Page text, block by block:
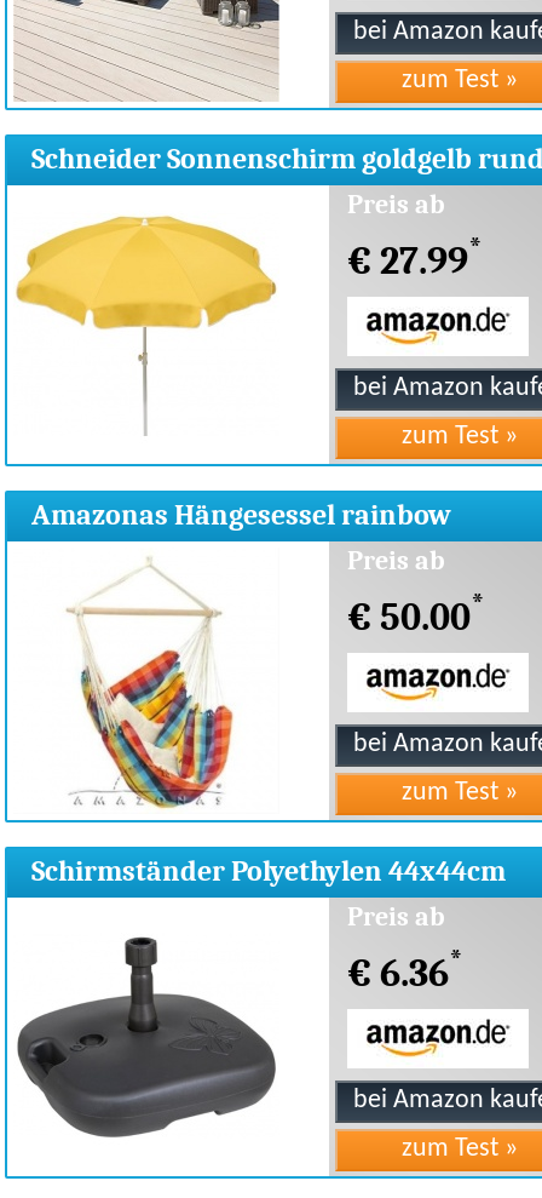
Schneider Sonnenschirm goldgelb
Preis ab
€ 27.99*
Amazonas Hängesessel rainbow
Preis ab
€ 50.00*
Schirmständer Polyethylen 44x44cm
Preis ab
€ 6.36*